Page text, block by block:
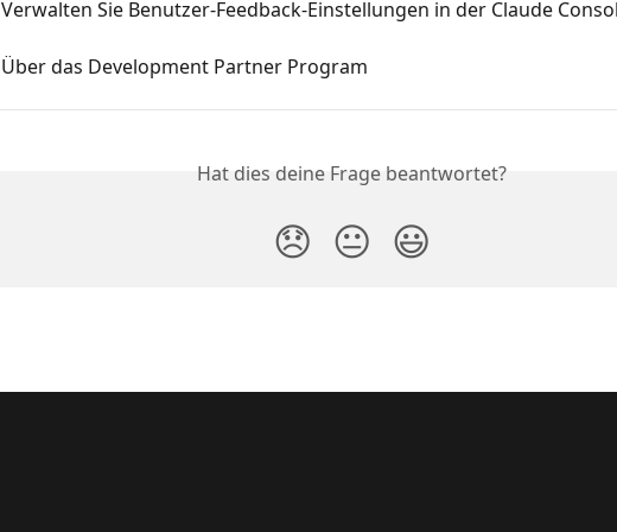
Verwalten Sie Benutzer-Feedback-Einstellungen in der Claude
Über das Development Partner Program
Hat dies deine Frage beantwortet?
😞 😐 😃